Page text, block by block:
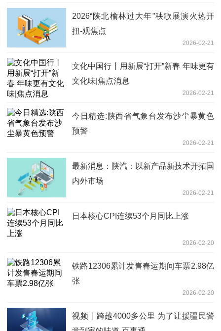
2026“陕北榆林过大年”秧歌展演火热开
扭-观焦点
2026-02-21
文化中国行丨用新展“打开”新春 年味更有
文化味|焦点消息
2026-02-21
今日精选:陕西省气象台发布沙尘暴黄色
预警
2026-02-21
最新消息：陕汽：以新产品新技术开拓国
内外市场
2026-02-21
日本核心CPI连续53个月同比上涨
2026-02-20
铁路12306累计发售春运期间车票2.98亿
张
2026-02-20
视频丨跨越4000多公里 为了让援疆民警